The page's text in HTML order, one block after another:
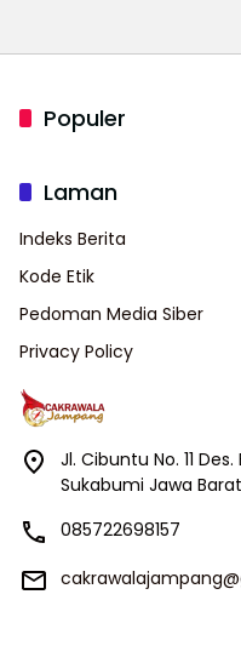
Populer
Laman
Indeks Berita
Kode Etik
Pedoman Media Siber
Privacy Policy
Jl. Cibuntu No. 11
Sukabumi Jawa
085722698157